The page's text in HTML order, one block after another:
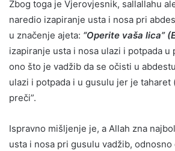
Zbog toga je Vjerovjesnik, sallallahu
naredio izapiranje usta i nosa pri
u značenje ajeta: “Operite vaša lica”
izapiranje usta i nosa ulazi i potpada u
ono što je vadžib da se očisti u
ulazi i potpada i u gusulu jer je taharet
preči”.
Ispravno mišljenje je, a Allah zna
usta i nosa pri gusulu vadžib, odnosno